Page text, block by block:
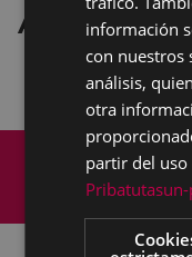
Ambiente
Mapa
información
con nuestros
análisis,
otra
partir del uso